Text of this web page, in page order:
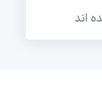
اند